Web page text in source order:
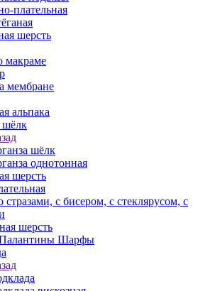
плательная
шерсть
макраме
мембране
альпака
шёлк
шёлк
однотонная
шерсть
стразами, с бисером, с стеклярусом, с
шерсть
Шарфы